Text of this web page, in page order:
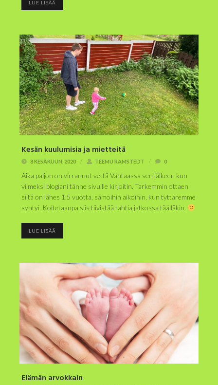
LUE LISÄÄ
Kesän kuulumisia ja mietteitä
8 KESÄKUUN, 2020 / TEEMU RAMSTEDT / 0
Aika paljon on virrannut vettä Vantaassa sen jälkeen kun
viimeksi blogiani tänne sivuille kirjoitin. Tarkemmin ottaen
siitä on lähes 1,5 vuotta, samoihin aikoihin, kun tyttäremme
syntyi. Koitetaanpa siis tiivistää tahtia jatkossa täälläkin.
LUE LISÄÄ
Elämän arvokkain